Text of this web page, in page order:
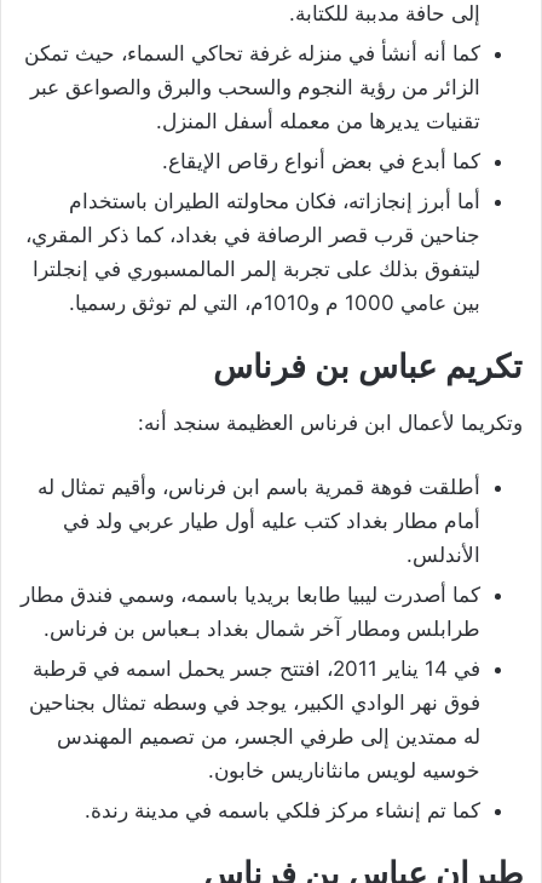
إلى حافة مدببة للكتابة.
كما أنه أنشأ في منزله غرفة تحاكي السماء، حيث تمكن
الزائر من رؤية النجوم والسحب والبرق والصواعق عبر
تقنيات يديرها من معمله أسفل المنزل.
كما أبدع في بعض أنواع رقاص الإيقاع.
أما أبرز إنجازاته، فكان محاولته الطيران باستخدام
جناحين قرب قصر الرصافة في بغداد، كما ذكر المقري،
ليتفوق بذلك على تجربة إلمر المالمسبوري في إنجلترا
بين عامي 1000 م و1010م، التي لم توثق رسميا.
تكريم عباس بن فرناس
وتكريما لأعمال ابن فرناس العظيمة سنجد أنه:
أطلقت فوهة قمرية باسم ابن فرناس، وأقيم تمثال له
أمام مطار بغداد كتب عليه أول طيار عربي ولد في
الأندلس.
كما أصدرت ليبيا طابعا بريديا باسمه، وسمي فندق مطار
طرابلس ومطار آخر شمال بغداد بـعباس بن فرناس.
في 14 يناير 2011، افتتح جسر يحمل اسمه في قرطبة
فوق نهر الوادي الكبير، يوجد في وسطه تمثال بجناحين
له ممتدين إلى طرفي الجسر، من تصميم المهندس
خوسيه لويس مانثاناريس خابون.
كما تم إنشاء مركز فلكي باسمه في مدينة رندة.
طيران عباس بن فرناس